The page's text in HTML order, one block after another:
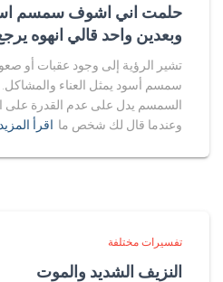
حلمت اني اشوف سمسم
وبعدين واحد قالي انهوه
تشير الرؤية إلى وجود عقبات أو
سمسم أسود يمثل العناء
السمسم يدل على عدم القدرة على
وعندما قال لك شخص ما اقرأ
تفسيرات مختلفة
النزيف الشديد والموت